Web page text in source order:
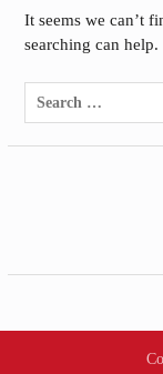
It seems we can’t
searching can help.
Search
for: